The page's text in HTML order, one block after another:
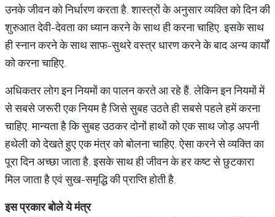
उनके जीवन को निर्धारण करता है. शास्त्रों के अनुसार व्यक्ति को दिन की
शुरुआत देवी-देवता का ध्यान करने के साथ ही करना चाहिए. इसके साथ
ही स्नान करने के साथ साफ-सुथरे वस्त्र धारण करने के बाद अन्य कार्यों
को करना चाहिए.
अधिकतर लोग इन नियमों का पालन करते आ रहे हैं. लेकिन इन नियमों में
से सबसे जरूरी एक नियम है जिसे सुबह उठते ही सबसे पहले हमें करना
चाहिए. मान्यता है कि सुबह उठकर दोनों हाथों को एक साथ जोड़ अपनी
हथेली को देखते हुए एक मंत्र को बोलना चाहिए. ऐसा करने से व्यक्ति का
पूरा दिन अच्छा जाता है. इसके साथ ही जीवन के हर कष्ट से छुटकारा
मिल जाता है एवं सुख-समृद्धि की प्राप्ति होती है.
इसप्रकारबोलेयेमंत्र